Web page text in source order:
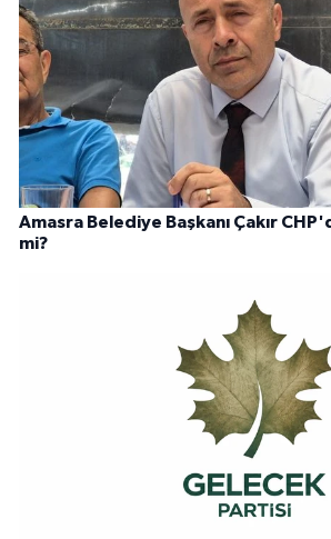
Amasra Belediye Başkanı Çakır
mi?